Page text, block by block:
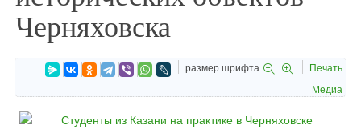
Черняховска
размер шрифта
Печать
Медиа